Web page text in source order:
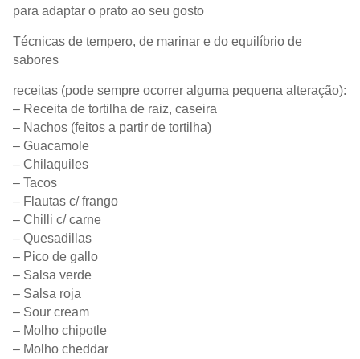
para adaptar o prato ao seu gosto
Técnicas de tempero, de marinar e do equilíbrio de
sabores
receitas (pode sempre ocorrer alguma pequena alteração):
– Receita de tortilha de raiz, caseira
– Nachos (feitos a partir de tortilha)
– Guacamole
– Chilaquiles
– Tacos
– Flautas c/ frango
– Chilli c/ carne
– Quesadillas
– Pico de gallo
– Salsa verde
– Salsa roja
– Sour cream
– Molho chipotle
– Molho cheddar